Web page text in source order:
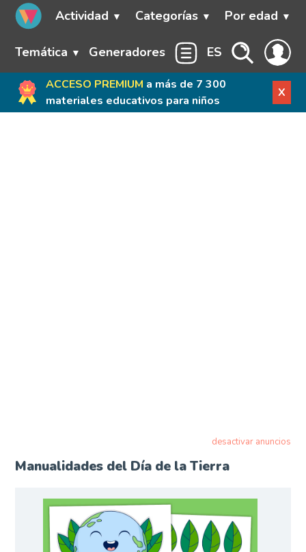
Actividad Categorías Por edad
Temática Generadores ES
ACCESO PREMIUM a más de 7 300
materiales educativos para niños
X
desactivar anuncios
Manualidades del Día de la Tierra